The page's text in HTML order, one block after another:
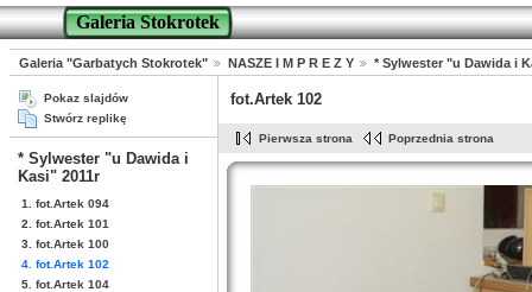
Galeria Stokrotek
Galeria "Garbatych Stokrotek" NASZE I M P R E Z Y * Sylwester "u Dawida i
Pokaz slajdów
Stwórz replikę
* Sylwester "u Dawida i
Kasi" 2011r
1. fot.Artek 094
2. fot.Artek 101
3. fot.Artek 100
4. fot.Artek 102
5. fot.Artek 104
fot.Artek 102
Pierwsza strona Poprzednia strona